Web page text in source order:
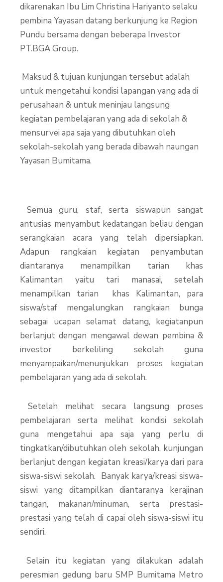
dikarenakan Ibu Lim Christina Hariyanto selaku
pembina Yayasan datang berkunjung ke Region
Pundu bersama dengan beberapa Investor
PT.BGA Group.
Maksud & tujuan kunjungan tersebut adalah
untuk mengetahui kondisi lapangan yang ada di
perusahaan & untuk meninjau langsung
kegiatan pembelajaran yang ada di sekolah &
mensurvei apa saja yang dibutuhkan oleh
sekolah-sekolah yang berada dibawah naungan
Yayasan Bumitama.
Semua guru, staf, serta siswapun sangat
antusias menyambut kedatangan beliau dengan
serangkaian acara yang telah dipersiapkan.
Adapun rangkaian kegiatan penyambutan
diantaranya menampilkan tarian khas
Kalimantan yaitu tari manasai, setelah
menampilkan tarian khas Kalimantan, para
siswa/staf mengalungkan rangkaian bunga
sebagai ucapan selamat datang, kegiatanpun
berlanjut dengan mengawal dewan pembina &
investor berkeliling sekolah guna
menyampaikan/menunjukkan proses kegiatan
pembelajaran yang ada di sekolah.
Setelah melihat secara langsung proses
pembelajaran serta melihat kondisi sekolah
guna mengetahui apa saja yang perlu di
tingkatkan/dibutuhkan oleh sekolah, kunjungan
berlanjut dengan kegiatan kreasi/karya dari para
siswa-siswi sekolah. Banyak karya/kreasi siswa-
siswi yang ditampilkan diantaranya kerajinan
tangan, makanan/minuman, serta prestasi-
prestasi yang telah di capai oleh siswa-siswi itu
sendiri.
Selain itu kegiatan yang dilakukan adalah
peresmian gedung baru SMP Bumitama Metro